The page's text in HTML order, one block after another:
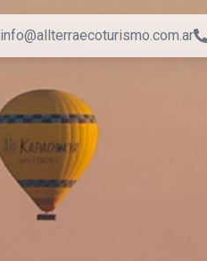
info@allterraecoturismo.com.ar